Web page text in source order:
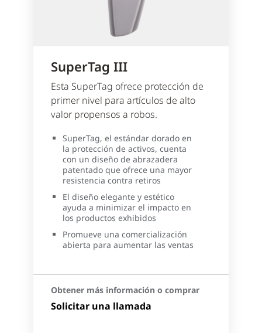
SuperTag III
Esta SuperTag ofrece protección de
primer nivel para artículos de alto
valor propensos a robos.
SuperTag, el estándar dorado en
la protección de activos, cuenta
con un diseño de abrazadera
patentado que ofrece una mayor
resistencia contra retiros
El diseño elegante y estético
ayuda a minimizar el impacto en
los productos exhibidos
Promueve una comercialización
abierta para aumentar las ventas
Obtener más información o comprar
Solicitar una llamada